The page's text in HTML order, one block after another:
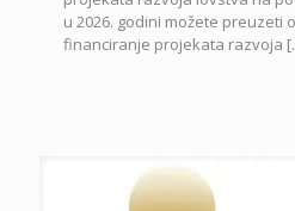
u 2026. godini možete preuzeti
financiranje projekata razvoja